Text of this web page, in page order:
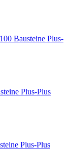
Plus-
Plus-Plus
Plus-Plus